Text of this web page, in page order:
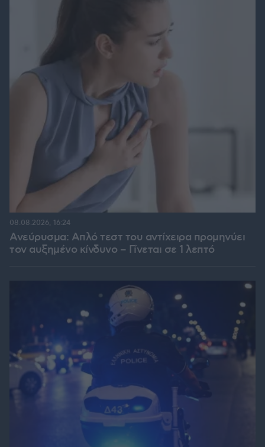
Ανεύρυσμα: Απλό τεστ του αντίχειρα προμηνύει
τον αυξημένο κίνδυνο – Γίνεται σε 1 λεπτό
08.08.2026, 16:24